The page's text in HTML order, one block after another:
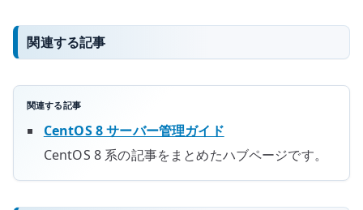
関連する記事
関連する記事
CentOS 8 サーバー管理ガイド
CentOS 8 系の記事をまとめたハブページです。